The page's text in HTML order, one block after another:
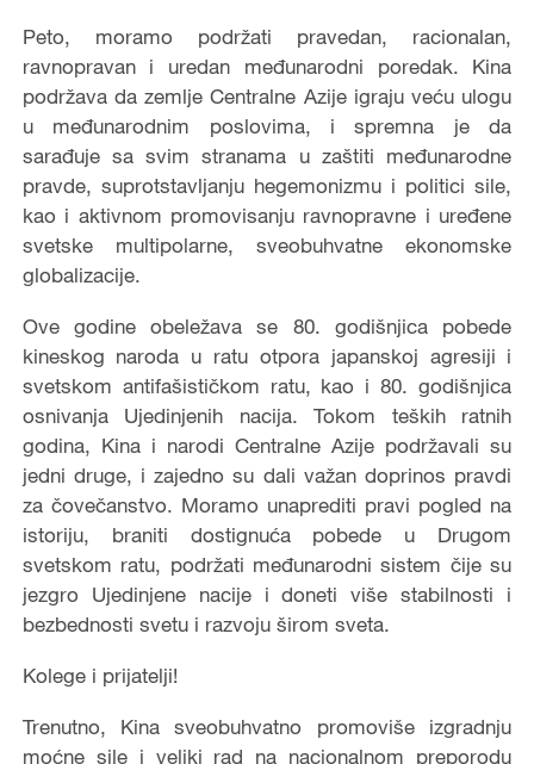
Peto, moramo podržati pravedan, racionalan,
ravnopravan i uredan međunarodni poredak. Kina
podržava da zemlje Centralne Azije igraju veću ulogu
u međunarodnim poslovima, i spremna je da
sarađuje sa svim stranama u zaštiti međunarodne
pravde, suprotstavljanju hegemonizmu i politici sile,
kao i aktivnom promovisanju ravnopravne i uređene
svetske multipolarne, sveobuhvatne ekonomske
globalizacije.
Ove godine obeležava se 80. godišnjica pobede
kineskog naroda u ratu otpora japanskoj agresiji i
svetskom antifašističkom ratu, kao i 80. godišnjica
osnivanja Ujedinjenih nacija. Tokom teških ratnih
godina, Kina i narodi Centralne Azije podržavali su
jedni druge, i zajedno su dali važan doprinos pravdi
za čovečanstvo. Moramo unaprediti pravi pogled na
istoriju, braniti dostignuća pobede u Drugom
svetskom ratu, podržati međunarodni sistem čije su
jezgro Ujedinjene nacije i doneti više stabilnosti i
bezbednosti svetu i razvoju širom sveta.
Kolege i prijatelji!
Trenutno, Kina sveobuhvatno promoviše izgradnju
moćne sile i veliki rad na nacionalnom preporodu